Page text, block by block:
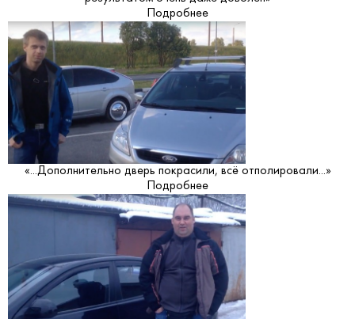
Подробнее
«...Дополнительно дверь покрасили, всё отполировали...»
Подробнее